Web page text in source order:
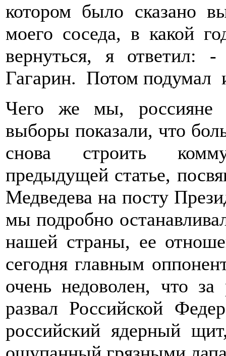
котором было сказано
моего соседа, в какой
вернуться, я
Гагарин. Потом подумал
Чего же мы, россияне
выборы показали, что
снова строить
предыдущей статье,
Медведева на посту
мы подробно
нашей страны, ее
сегодня главным
очень недоволен, что
развал Российской
российский ядерный